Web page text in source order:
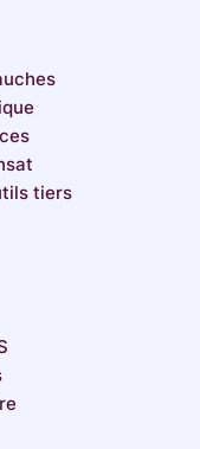
tiers